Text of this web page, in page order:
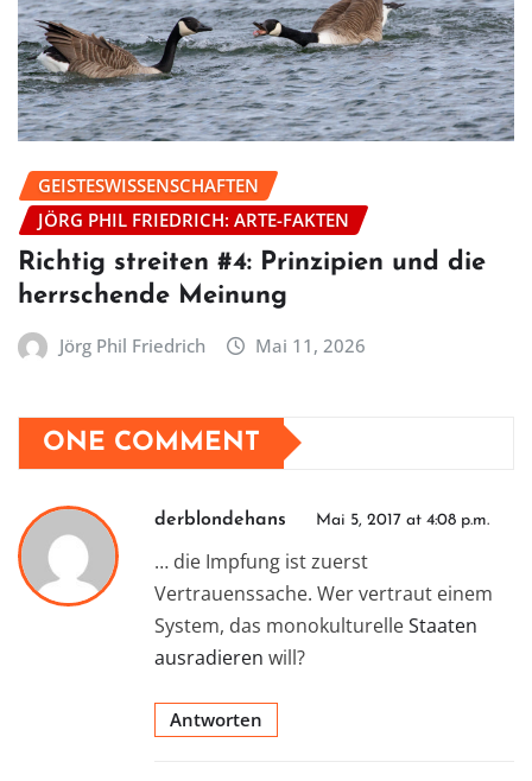
GEISTESWISSENSCHAFTEN
JÖRG PHIL FRIEDRICH: ARTE-FAKTEN
Richtig streiten #4: Prinzipien und die
herrschende Meinung
Jörg Phil Friedrich Mai 11, 2026
ONE COMMENT
derblondehans Mai 5, 2017 at 4:08 p.m.
… die Impfung ist zuerst
Vertrauenssache. Wer vertraut einem
System, das monokulturelleStaaten
ausradieren will?
Antworten